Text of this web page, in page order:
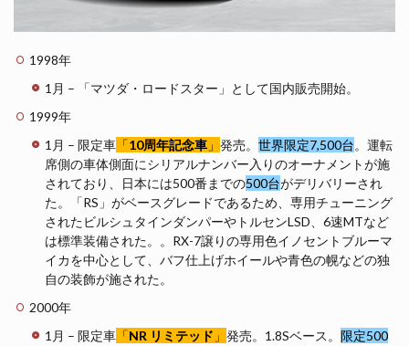
1998年
1月 – 「マツダ・ロードスター」として国内販売開始。
1999年
1月 – 限定車 「10周年記念車 」 発売。 世界限定7,500台。運転
席側の車体側面にシリアルナンバー入りのオーナメントが施
されており、日本には500番までの500台がデリバリーされ
た。「RS」がベースグレードであるため、専用チューニング
されたビルシュタインダンパーやトルセンLSD、6速MTなど
は標準装備された。。RX-7譲りの専用色イノセントブルーマ
イカを中心として、バフ仕上げホイールや青色の幌などの独
自の装飾が施された。
2000年
1月 – 限定車 「NR リミテッド 」 発売。1.8Sベース。 限定500